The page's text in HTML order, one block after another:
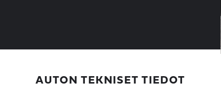
AUTON TEKNISET TIEDOT